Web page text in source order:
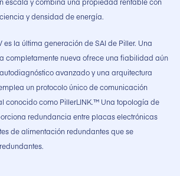
y densidad de energía.
es la última generación de SAI de Piller. Una
completamente nueva ofrece una fiabilidad aún
avanzado y una arquitectura
un protocolo único de comunicación
conocido como PillerLINK.™ Una topología de
redundancia entre placas electrónicas
de alimentación redundantes que se